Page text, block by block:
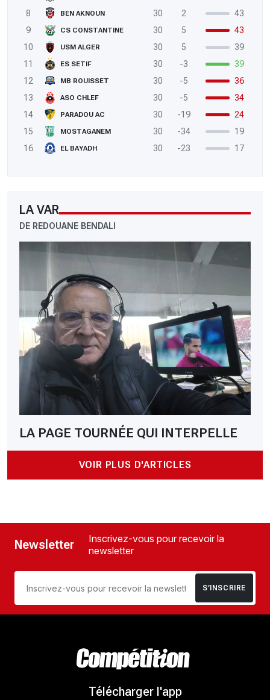
8
BEN AKNOUN 30 2
43
9
CS CONSTANTINE 30 5
43
10
USM ALGER 30 5
39
11
ES SETIF 30 -3
39
12
MB ROUISSET 30 -5
36
13
ASO CHLEF 30 -5
34
14
PARADOU AC 30 -19
24
15
MOSTAGANEM 30 -34
19
16
EL BAYADH 30 -23 17
LA VAR
DE REDOUANE BENDALI
LA PAGE TOURNÉE QUI INTERPELLE
VOIR PLUS D'ARTICLES
Newsletter
Inscrivez-vous pour recevoir la
newsletter
S’INSCRIRE
Télécharger l'app